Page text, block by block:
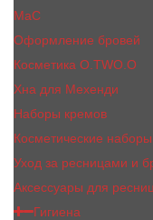
MaC
Оформление бровей
Косметика O.TWO.O
Хна для Мехенди
Наборы кремов
Косметические наборы
Уход за ресницами и
Аксессуары для ресниц
Гигиена